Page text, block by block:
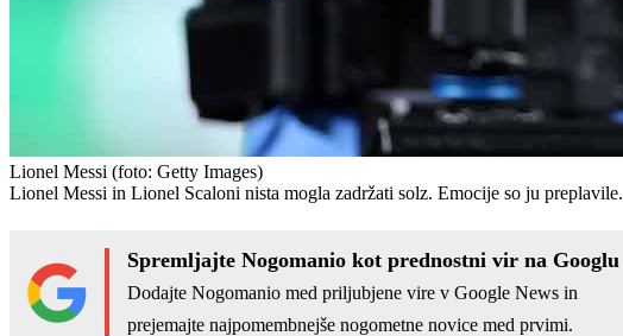
Lionel Messi (foto: Getty Images)
Lionel Messi in Lionel Scaloni nista mogla zadržati solz. Emocije so ju preplavile.
Spremljajte Nogomanio kot prednostni vir na Googlu
Dodajte Nogomanio med priljubjene vire v Google News in
prejemajte najpomembnejše nogometne novice med prvimi.